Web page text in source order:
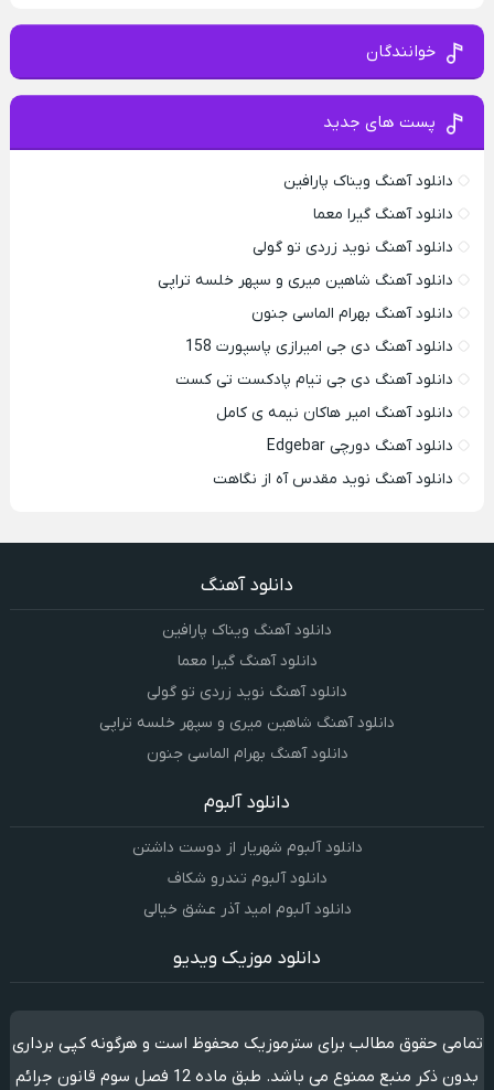
خوانندگان
پست های جدید
دانلود آهنگ ویناک پارافین
دانلود آهنگ گیرا معما
دانلود آهنگ نوید زردی تو گولی
دانلود آهنگ شاهین میری و سپهر خلسه تراپی
دانلود آهنگ بهرام الماسی جنون
دانلود آهنگ دی جی امیرازی پاسپورت 158
دانلود آهنگ دی جی تیام پادکست تی کست
دانلود آهنگ امیر هاکان نیمه ی کامل
دانلود آهنگ دورچی Edgebar
دانلود آهنگ نوید مقدس آه از نگاهت
دانلود آهنگ
دانلود آهنگ ویناک پارافین
دانلود آهنگ گیرا معما
دانلود آهنگ نوید زردی تو گولی
دانلود آهنگ شاهین میری و سپهر خلسه تراپی
دانلود آهنگ بهرام الماسی جنون
دانلود آلبوم
دانلود آلبوم شهریار از دوست داشتن
دانلود آلبوم تندرو شکاف
دانلود آلبوم امید آذر عشق خیالی
دانلود موزیک ویدیو
تمامی حقوق مطالب برای سترموزیک محفوظ است و هرگونه کپی برداری
بدون ذکر منبع ممنوع می باشد. طبق ماده 12 فصل سوم قانون جرائم